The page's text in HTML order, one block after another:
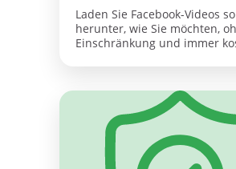
Laden Sie Facebook-Videos
herunter, wie Sie möchten,
Einschränkung und immer